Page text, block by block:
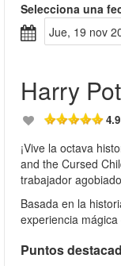
Selecciona una
jue, 19 nov
Harry
4.9
¡Vive la octava
and the Cursed
trabajador
Basada en la
experiencia
Puntos